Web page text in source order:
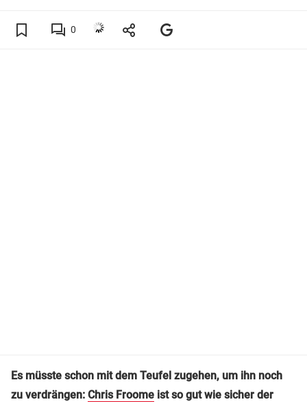
0
Es müsste schon mit dem Teufel zugehen, um ihn noch
zu verdrängen: Chris Froome ist so gut wie sicher der